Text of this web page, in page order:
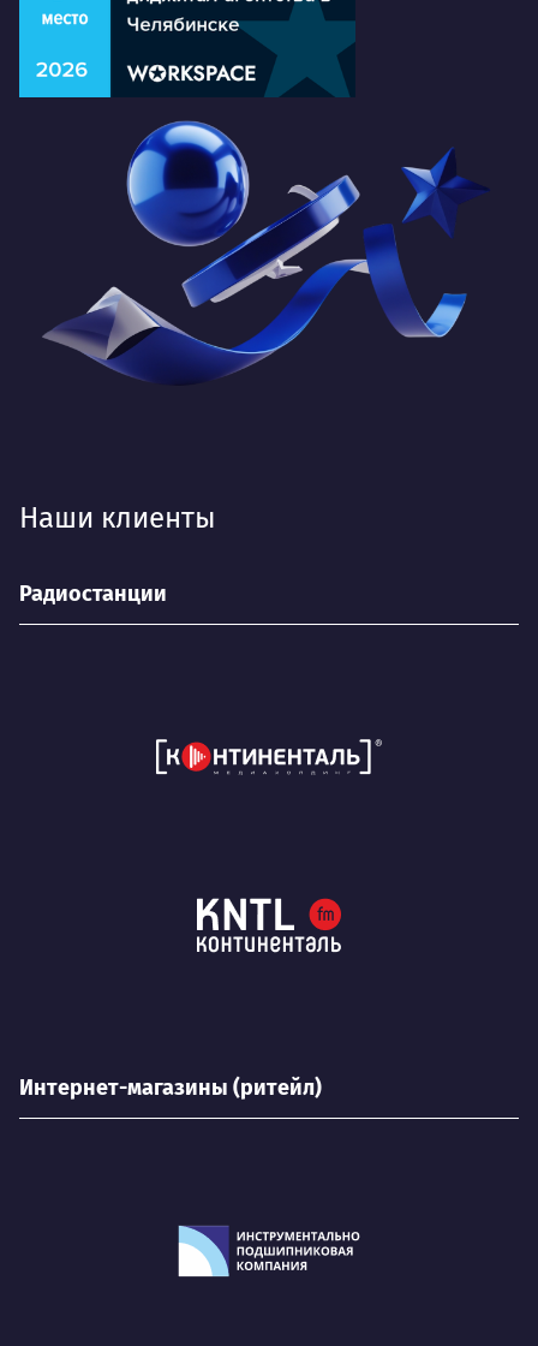
Наши клиенты
Радиостанции
Интернет-магазины (ритейл)